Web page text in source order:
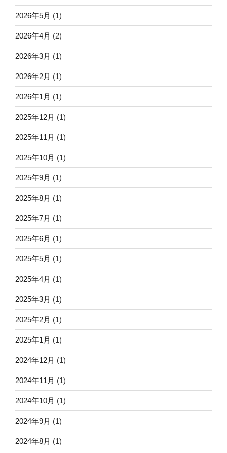
2026年5月 (1)
2026年4月 (2)
2026年3月 (1)
2026年2月 (1)
2026年1月 (1)
2025年12月 (1)
2025年11月 (1)
2025年10月 (1)
2025年9月 (1)
2025年8月 (1)
2025年7月 (1)
2025年6月 (1)
2025年5月 (1)
2025年4月 (1)
2025年3月 (1)
2025年2月 (1)
2025年1月 (1)
2024年12月 (1)
2024年11月 (1)
2024年10月 (1)
2024年9月 (1)
2024年8月 (1)